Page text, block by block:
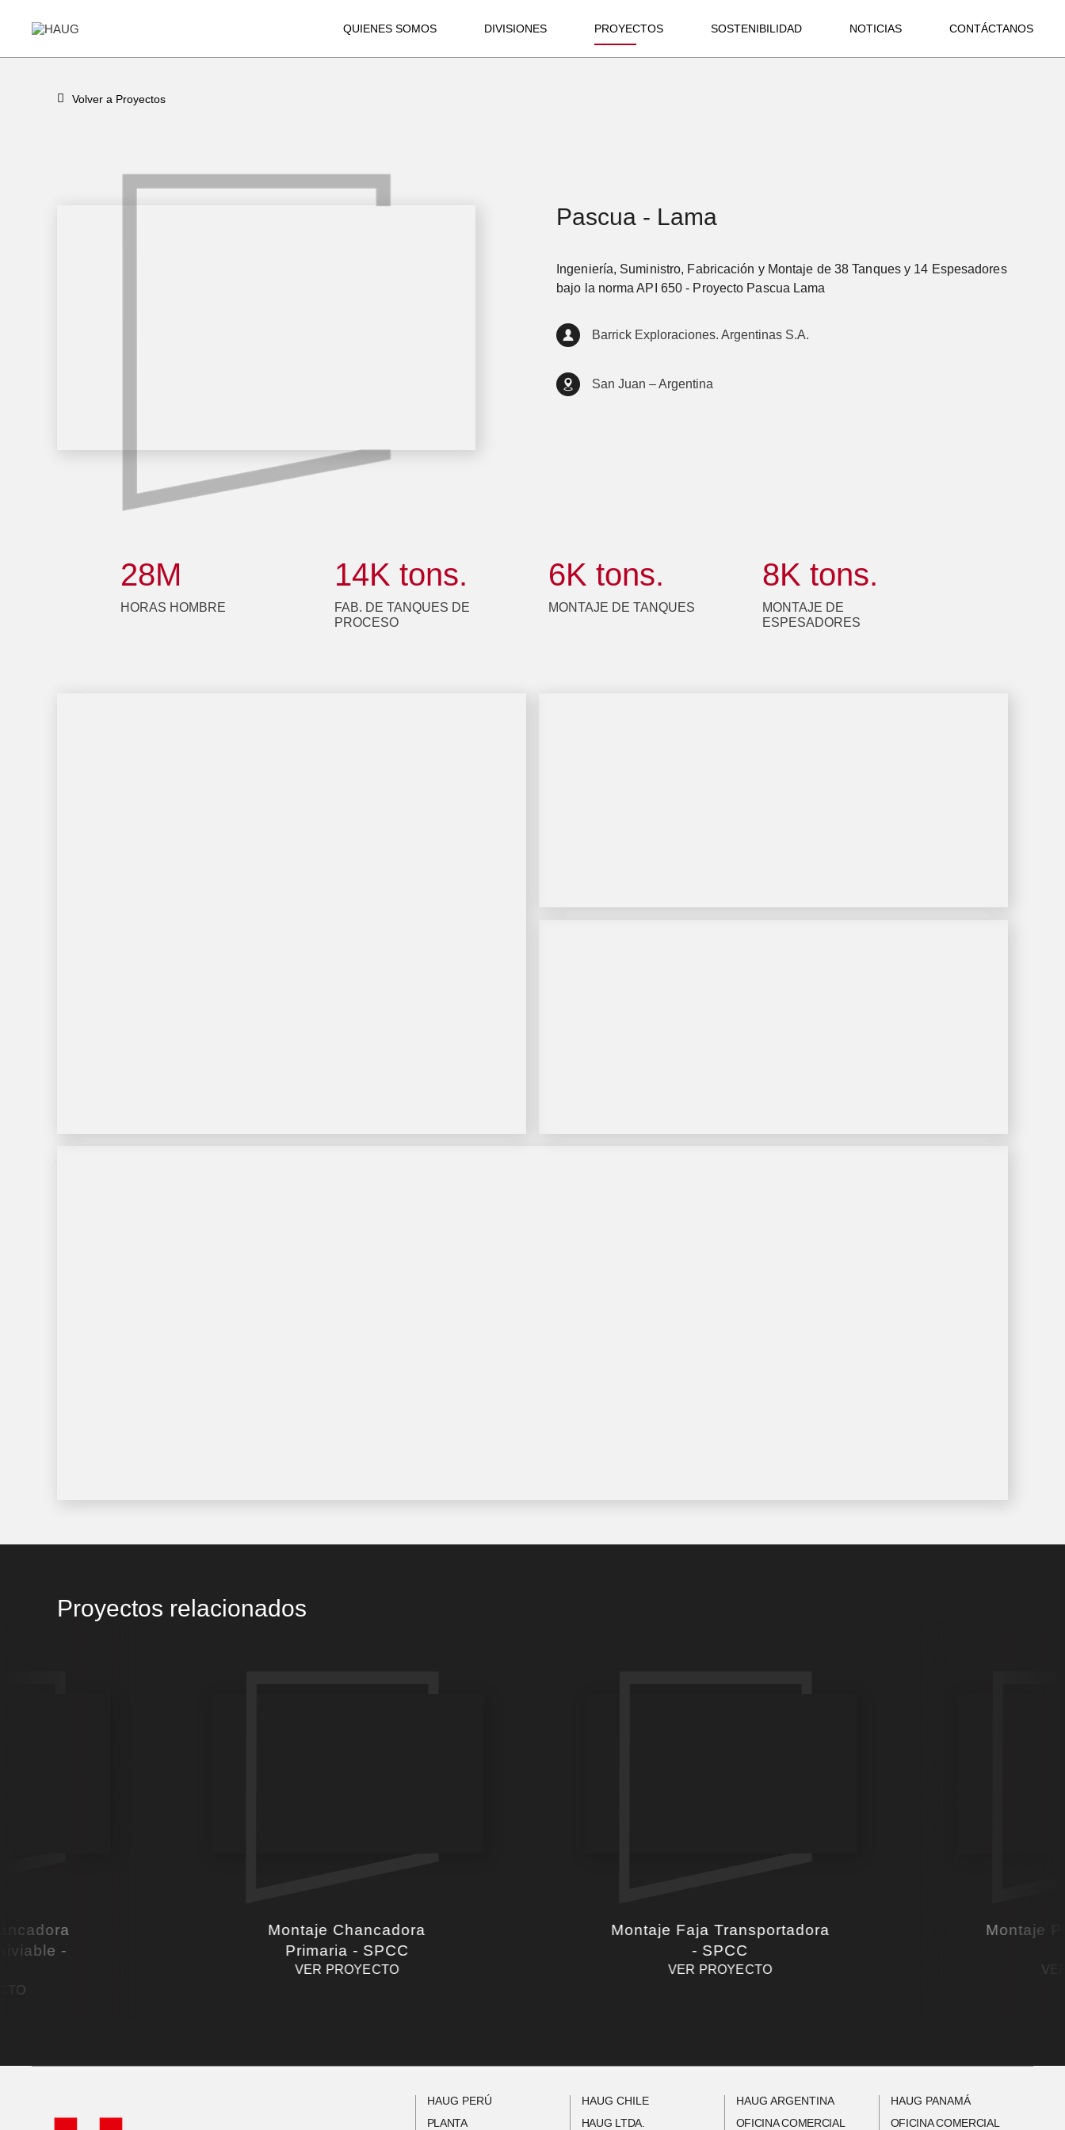
QUIENES SOMOS DIVISIONES PROYECTOS SOSTENIBILIDAD NOTICIAS CONTÁCTANOS
Volver a Proyectos
Pascua - Lama
Ingeniería, Suministro, Fabricación y Montaje de 38 Tanques y 14 Espesadores
bajo la norma API 650 - Proyecto Pascua Lama
Barrick Exploraciones. Argentinas S.A.
San Juan – Argentina
28M
HORAS HOMBRE
14K tons.
FAB. DE TANQUES DE
PROCESO
6K tons.
MONTAJE DE TANQUES
8K tons.
MONTAJE DE
ESPESADORES
Proyectos relacionados
-
Montaje Chancadora
Primaria - SPCC
VER PROYECTO
Montaje Faja Transportadora
- SPCC
VER PROYECTO
Montaje
HAUG PERÚ
PLANTA
HAUG CHILE
HAUG LTDA.
HAUG ARGENTINA
OFICINA COMERCIAL
HAUG PANAMÁ
OFICINA COMERCIAL